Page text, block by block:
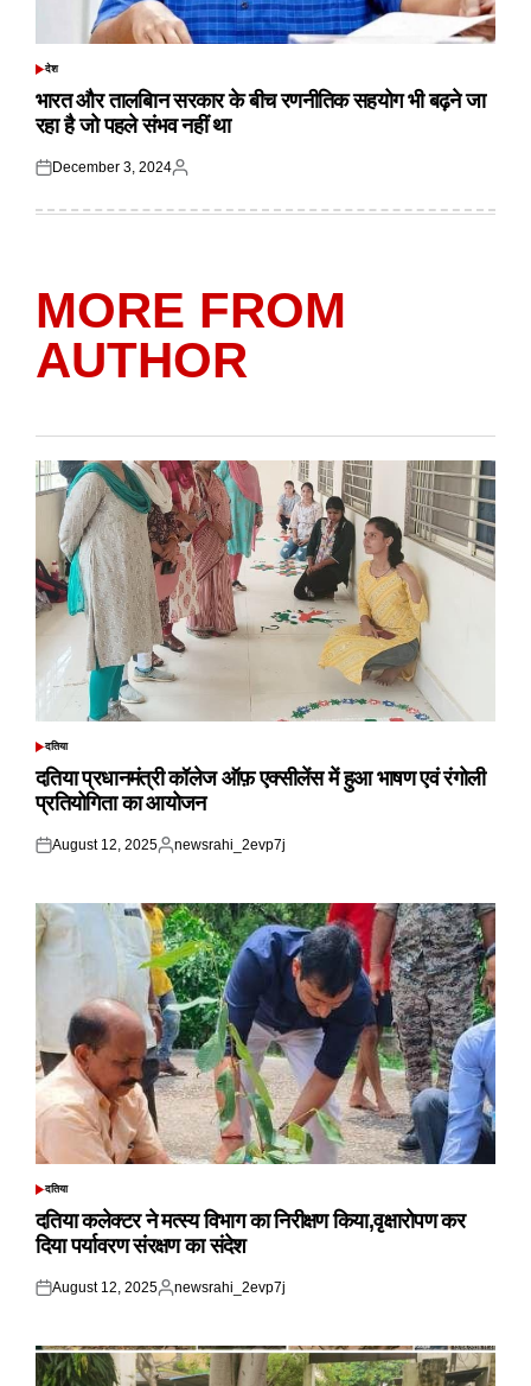
POSTED
देश
भारत और तालबिान सरकार के बीच रणनीतिक सहयोग भी बढ़ने जा
रहा है जो पहले संभव नहीं था
Posted
December 3, 2024
Posted
MORE FROM
AUTHOR
POSTED
दतिया
दतिया प्रधानमंत्री कॉलेज ऑफ़ एक्सीलेंस में हुआ भाषण एवं रंगोली
प्रतियोगिता का आयोजन
Posted
August 12, 2025
Posted
newsrahi_2evp7j
POSTED
दतिया
दतिया कलेक्टर ने मत्स्य विभाग का निरीक्षण किया,वृक्षारोपण कर
दिया पर्यावरण संरक्षण का संदेश
Posted
August 12, 2025
Posted
newsrahi_2evp7j